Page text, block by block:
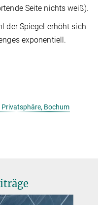
Seite nichts weiß).
der Spiegel erhöht sich
exponentiell.
Bochum